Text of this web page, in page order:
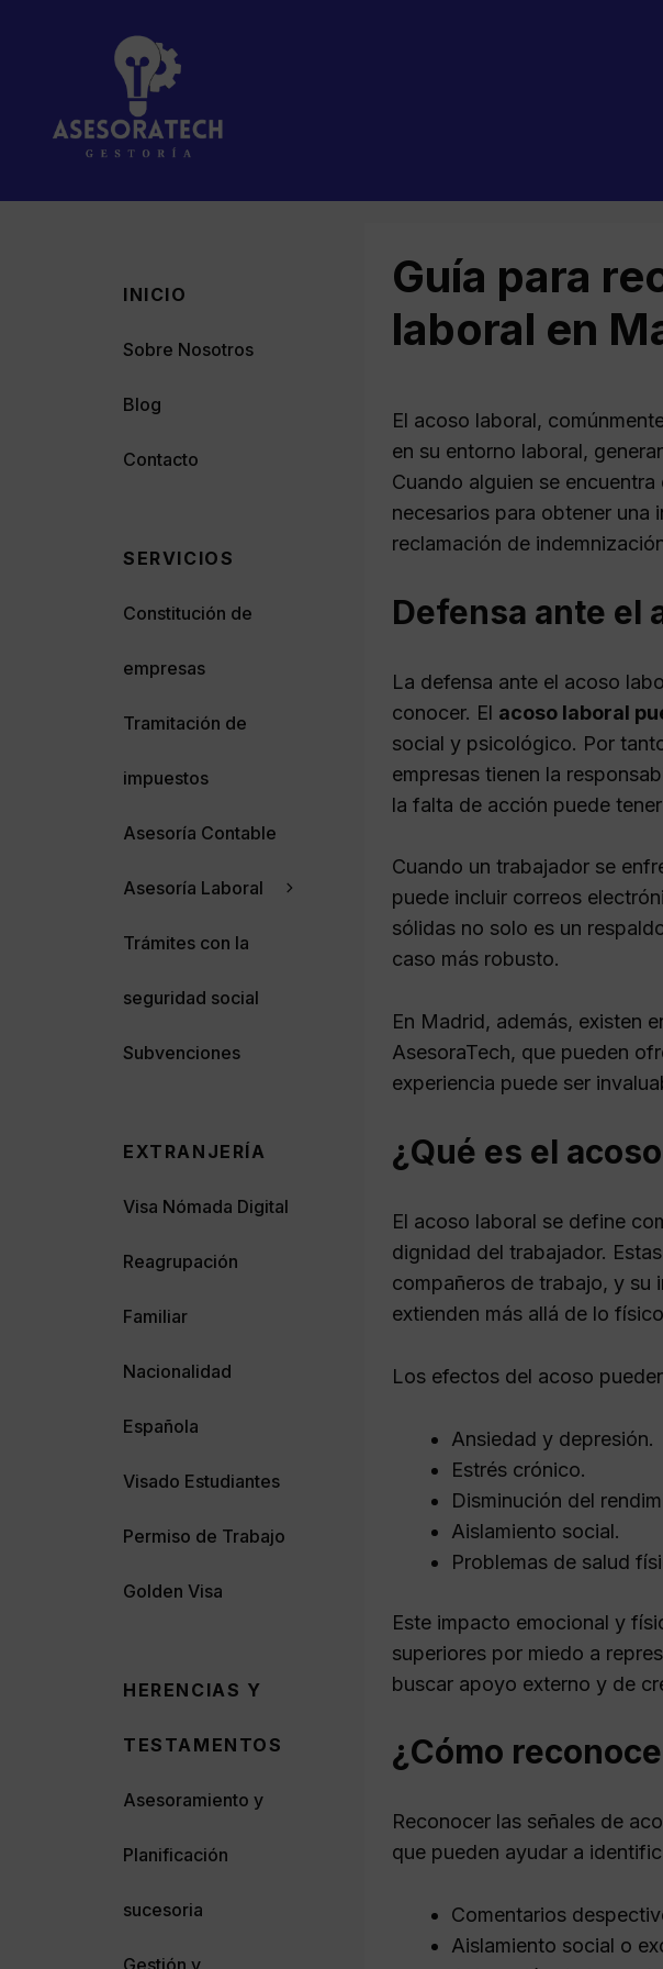
Guía para
laboral en
El acoso laboral,
en su entorno laboral,
Cuando alguien se
necesarios para obtener una
reclamación de
Defensa ante el
La defensa ante el acoso
conocer. El acoso laboral
social y psicológico. Por
empresas tienen la
la falta de acción puede
Cuando un trabajador se
puede incluir correos
sólidas no solo es un
caso más robusto.
En Madrid, además, existen
AsesoraTech, que pueden
experiencia puede ser
¿Qué es el
El acoso laboral se define
dignidad del trabajador.
compañeros de trabajo, y su
extienden más allá de lo
Los efectos del acoso
Ansiedad y depresión.
Estrés crónico.
Disminución del
Aislamiento social.
Problemas de salud
Este impacto emocional y
superiores por miedo a
buscar apoyo externo y de
¿Cómo
Reconocer las señales de
que pueden ayudar a
Comentarios
Aislamiento social o
INICIO
Sobre Nosotros
Blog
Contacto
SERVICIOS
Constitución de
empresas
Tramitación de
impuestos
Asesoría Contable
Asesoría Laboral
Trámites con la
seguridad social
Subvenciones
EXTRANJERÍA
Visa Nómada Digital
Reagrupación
Familiar
Nacionalidad
Española
Visado Estudiantes
Permiso de Trabajo
Golden Visa
HERENCIAS Y
TESTAMENTOS
Asesoramiento y
Planificación
sucesoria
Gestión y